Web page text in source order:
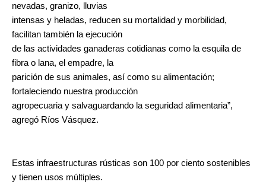
nevadas, granizo, lluvias
intensas y heladas, reducen su mortalidad y morbilidad,
facilitan también la ejecución
de las actividades ganaderas cotidianas como la esquila de
fibra o lana, el empadre, la
parición de sus animales, así como su alimentación;
fortaleciendo nuestra producción
agropecuaria y salvaguardando la seguridad alimentaria”,
agregó Ríos Vásquez.
Estas infraestructuras rústicas son 100 por ciento sostenibles
y tienen usos múltiples.